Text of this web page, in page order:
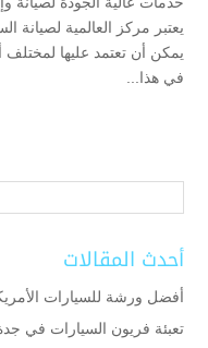
يعتبر مركز العالمية
يمكن أن تعتمد عليها لمختلف
في هذا...
أحدث المقالات
أفضل ورشة للسيارات
تعبئة فريون السيارات في